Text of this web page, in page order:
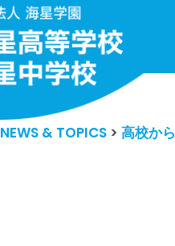
NEWS & TOPICS > 高校から